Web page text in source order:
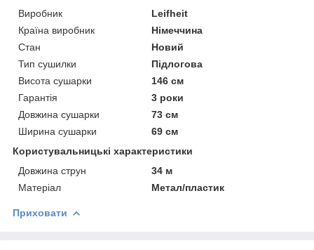
Виробник
Leifheit
Країна виробник
Німеччина
Стан
Новий
Тип сушилки
Підлогова
Висота сушарки
146 см
Гарантія
3 роки
Довжина сушарки
73 см
Ширина сушарки
69 см
Користувальницькі характеристики
Довжина струн
34 м
Матеріал
Метал/пластик
Приховати